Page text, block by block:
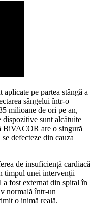
pe partea stângă a
sângelui într-o
milioane de ori pe an,
dispozitive sunt alcătuite
BiVACOR are o singură
defecteze din cauza
de insuficiență cardiacă
timpul unei intervenții
fost externat din spital în
normală într-un
o inimă reală.